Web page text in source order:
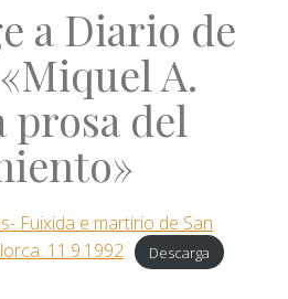
a Diario de
A.
prosa del
Fuixida e martirio de San
11.9.1992
Descarga